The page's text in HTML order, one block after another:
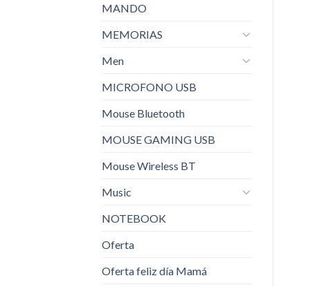
MANDO
MEMORIAS
Men
MICROFONO USB
Mouse Bluetooth
MOUSE GAMING USB
Mouse Wireless BT
Music
NOTEBOOK
Oferta
Oferta feliz día Mamá